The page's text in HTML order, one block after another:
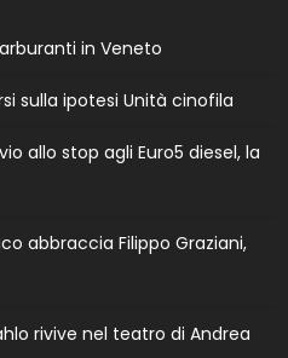
in Veneto
sulla ipotesi Unità cinofila
allo stop agli Euro5 diesel, la
abbraccia Filippo Graziani,
rivive nel teatro di Andrea